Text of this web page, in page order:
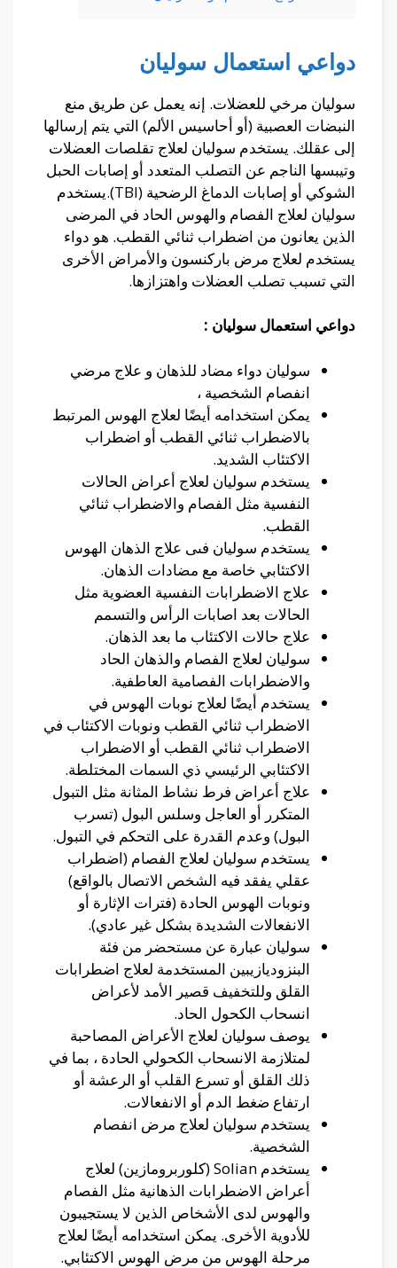
دواعي استعمال سوليان
سوليان مرخي للعضلات. إنه يعمل عن طريق منع
النبضات العصبية (أو أحاسيس الألم) التي يتم إرسالها
إلى عقلك. يستخدم سوليان لعلاج تقلصات العضلات
وتيبسها الناجم عن التصلب المتعدد أو إصابات الحبل
الشوكي أو إصابات الدماغ الرضحية (TBI).يستخدم
سوليان لعلاج الفصام والهوس الحاد في المرضى
الذين يعانون من اضطراب ثنائي القطب. هو دواء
يستخدم لعلاج مرض باركنسون والأمراض الأخرى
التي تسبب تصلب العضلات واهتزازها.
دواعي استعمال سوليان :
سوليان دواء مضاد للذهان و علاج مرضي
انفصام الشخصية ،
يمكن استخدامه أيضًا لعلاج الهوس المرتبط
بالاضطراب ثنائي القطب أو اضطراب
الاكتئاب الشديد.
يستخدم سوليان لعلاج أعراض الحالات
النفسية مثل الفصام والاضطراب ثنائي
القطب.
يستخدم سوليان فىى علاج الذهان الهوس
الاكتئابي خاصة مع مضادات الذهان.
علاج الاضطرابات النفسية العضوية مثل
الحالات بعد اصابات الرأس والتسمم
علاج حالات الاكتئاب ما بعد الذهان.
سوليان لعلاج الفصام والذهان الحاد
والاضطرابات الفصامية العاطفية.
يستخدم أيضًا لعلاج نوبات الهوس في
الاضطراب ثنائي القطب ونوبات الاكتئاب في
الاضطراب ثنائي القطب أو الاضطراب
الاكتئابي الرئيسي ذي السمات المختلطة.
علاج أعراض فرط نشاط المثانة مثل التبول
المتكرر أو العاجل وسلس البول (تسرب
البول) وعدم القدرة على التحكم في التبول.
يستخدم سوليان لعلاج الفصام (اضطراب
عقلي يفقد فيه الشخص الاتصال بالواقع)
ونوبات الهوس الحادة (فترات الإثارة أو
الانفعالات الشديدة بشكل غير عادي).
سوليان عبارة عن مستحضر من فئة
البنزوديازيبين المستخدمة لعلاج اضطرابات
القلق وللتخفيف قصير الأمد لأعراض
انسحاب الكحول الحاد.
يوصف سوليان لعلاج الأعراض المصاحبة
لمتلازمة الانسحاب الكحولي الحادة ، بما في
ذلك القلق أو تسرع القلب أو الرعشة أو
ارتفاع ضغط الدم أو الانفعالات.
يستخدم سوليان لعلاج مرض انفصام
الشخصية.
يستخدم Solian (كلوربرومازين) لعلاج
أعراض الاضطرابات الذهانية مثل الفصام
والهوس لدى الأشخاص الذين لا يستجيبون
للأدوية الأخرى. يمكن استخدامه أيضًا لعلاج
مرحلة الهوس من مرض الهوس الاكتئابي.